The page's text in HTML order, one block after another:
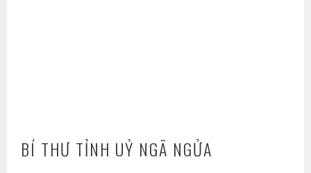
BÍ THƯ TỈNH UỶ NGÃ NGỬA